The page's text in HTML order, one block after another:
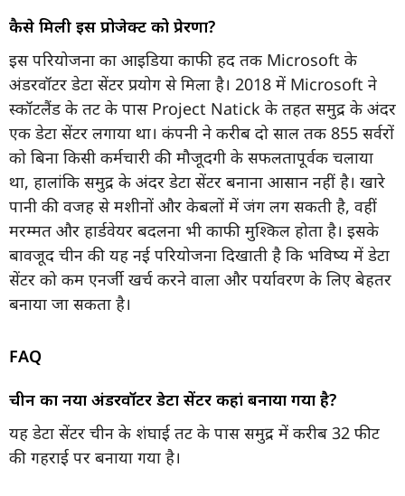
कैसे मिली इस प्रोजेक्ट को प्रेरणा?
इस परियोजना का आइडिया काफी हद तक Microsoft के
अंडरवॉटर डेटा सेंटर प्रयोग से मिला है। 2018 में Microsoft ने
स्कॉटलैंड के तट के पास Project Natick के तहत समुद्र के अंदर
एक डेटा सेंटर लगाया था। कंपनी ने करीब दो साल तक 855 सर्वरों
को बिना किसी कर्मचारी की मौजूदगी के सफलतापूर्वक चलाया
था, हालांकि समुद्र के अंदर डेटा सेंटर बनाना आसान नहीं है। खारे
पानी की वजह से मशीनों और केबलों में जंग लग सकती है, वहीं
मरम्मत और हार्डवेयर बदलना भी काफी मुश्किल होता है। इसके
बावजूद चीन की यह नई परियोजना दिखाती है कि भविष्य में डेटा
सेंटर को कम एनर्जी खर्च करने वाला और पर्यावरण के लिए बेहतर
बनाया जा सकता है।
FAQ
चीन का नया अंडरवॉटर डेटा सेंटर कहां बनाया गया है?
यह डेटा सेंटर चीन के शंघाई तट के पास समुद्र में करीब 32 फीट
की गहराई पर बनाया गया है।